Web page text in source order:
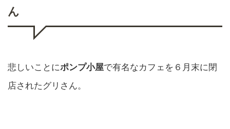
ん
悲しいことにポンプ小屋で有名なカフェを６月末に閉
店されたグリさん。